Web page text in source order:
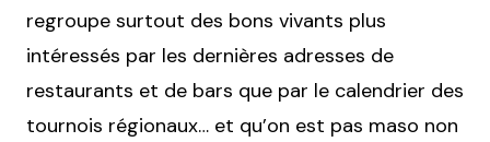
regroupe surtout des bons vivants plus
intéressés par les dernières adresses de
restaurants et de bars que par le calendrier des
tournois régionaux… et qu’on est pas maso non